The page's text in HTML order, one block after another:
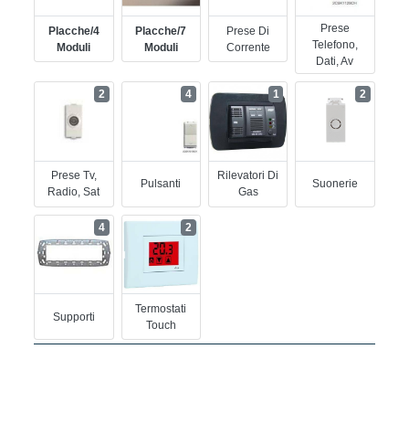
Placche/4
Moduli
Placche/7
Moduli
Prese Di
Corrente
Prese
Telefono,
Dati, Av
Prese Tv,
Radio, Sat
2
Pulsanti
4
Rilevatori Di
Gas
1
Suonerie
2
Supporti
4
Termostati
Touch
2